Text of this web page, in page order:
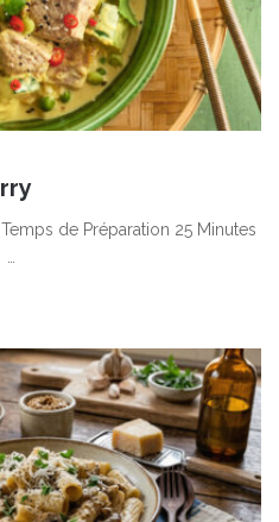
de Préparation 25 Minutes